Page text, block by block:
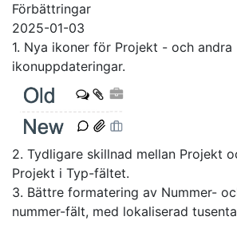
Förbättringar
2025-01-03
1. Nya ikoner för Projekt - och andra
ikonuppdateringar.
2. Tydligare skillnad mellan Projekt
Projekt i Typ-fältet.
3. Bättre formatering av Nummer-
nummer-fält, med lokaliserad